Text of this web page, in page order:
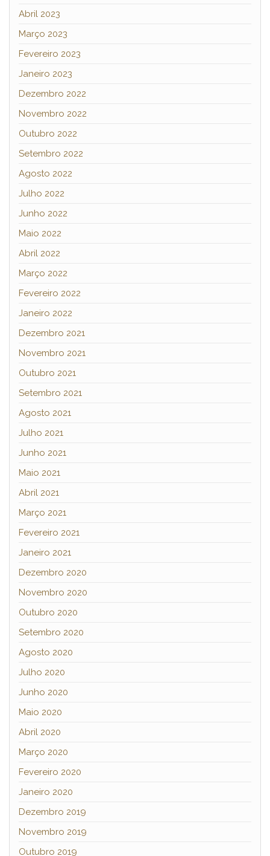
Abril 2023
Março 2023
Fevereiro 2023
Janeiro 2023
Dezembro 2022
Novembro 2022
Outubro 2022
Setembro 2022
Agosto 2022
Julho 2022
Junho 2022
Maio 2022
Abril 2022
Março 2022
Fevereiro 2022
Janeiro 2022
Dezembro 2021
Novembro 2021
Outubro 2021
Setembro 2021
Agosto 2021
Julho 2021
Junho 2021
Maio 2021
Abril 2021
Março 2021
Fevereiro 2021
Janeiro 2021
Dezembro 2020
Novembro 2020
Outubro 2020
Setembro 2020
Agosto 2020
Julho 2020
Junho 2020
Maio 2020
Abril 2020
Março 2020
Fevereiro 2020
Janeiro 2020
Dezembro 2019
Novembro 2019
Outubro 2019